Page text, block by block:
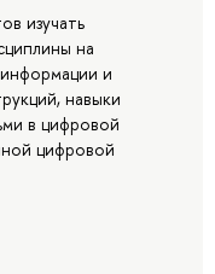
изучать
на
и
навыки
в цифровой
цифровой